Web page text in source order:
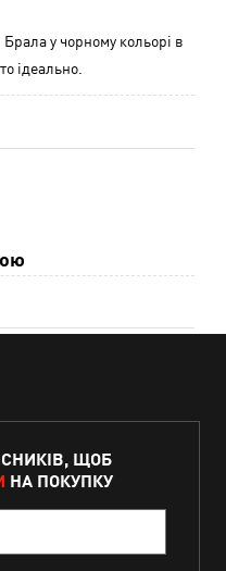
у чорному кольорі в
ідеально.
ЩОБ
НА ПОКУПКУ